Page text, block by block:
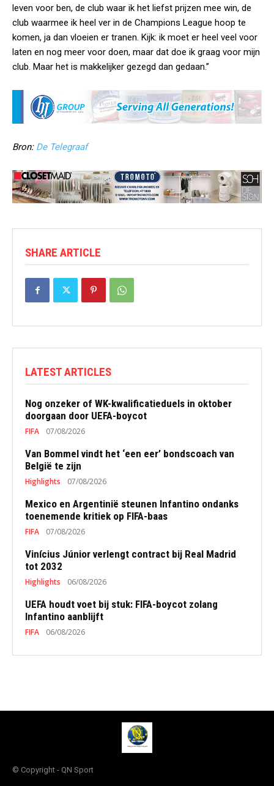
leven voor ben, de club waar ik het liefst prijzen mee win, de
club waarmee ik heel ver in de Champions League hoop te
komen, ja dan vloeien er tranen. Kijk: ik moet er heel veel voor
laten en nog meer voor doen, maar dat doe ik graag voor mijn
club. Maar het is makkelijker gezegd dan gedaan.”
Bron: De Telegraaf
SHARE ARTICLE
LATEST ARTICLES
Nog onzeker of WK-kwalificatieduels in oktober
doorgaan door UEFA-boycot
FIFA 07/08/2026
Van Bommel vindt het ‘een eer’ bondscoach van
België te zijn
Highlights 07/08/2026
Mexico en Argentinië steunen Infantino ondanks
toenemende kritiek op FIFA-baas
FIFA 07/08/2026
Vinícius Júnior verlengt contract bij Real Madrid
tot 2032
Highlights 06/08/2026
UEFA houdt voet bij stuk: FIFA-boycot zolang
Infantino aanblijft
FIFA 06/08/2026
© Copyright - QN Sport